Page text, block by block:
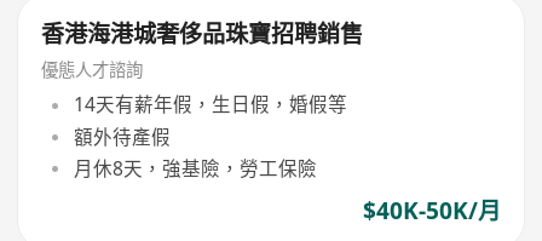
香港海港城奢侈品珠寶招聘銷售
優態人才諮詢
14天有薪年假，生日假，婚假等
額外待產假
月休8天，強基險，勞工保險
$40K-50K/月